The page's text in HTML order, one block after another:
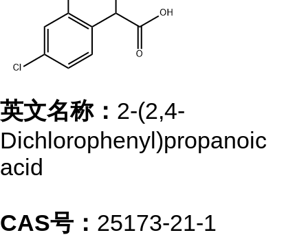
英文名称： 2-(2,4-
Dichlorophenyl)propanoic
acid
CAS号： 25173-21-1